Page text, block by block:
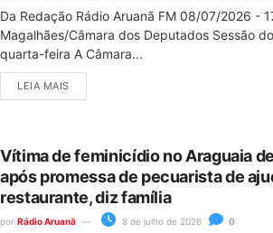
Da Redação Rádio Aruanã FM 08/07/2026 -
Magalhães/Câmara dos Deputados Sessão
quarta-feira A Câmara...
LEIA MAIS
Vítima de feminicídio no Araguaia
após promessa de pecuarista de
restaurante, diz família
por Rádio Aruanã 8 de julho de 2026 0